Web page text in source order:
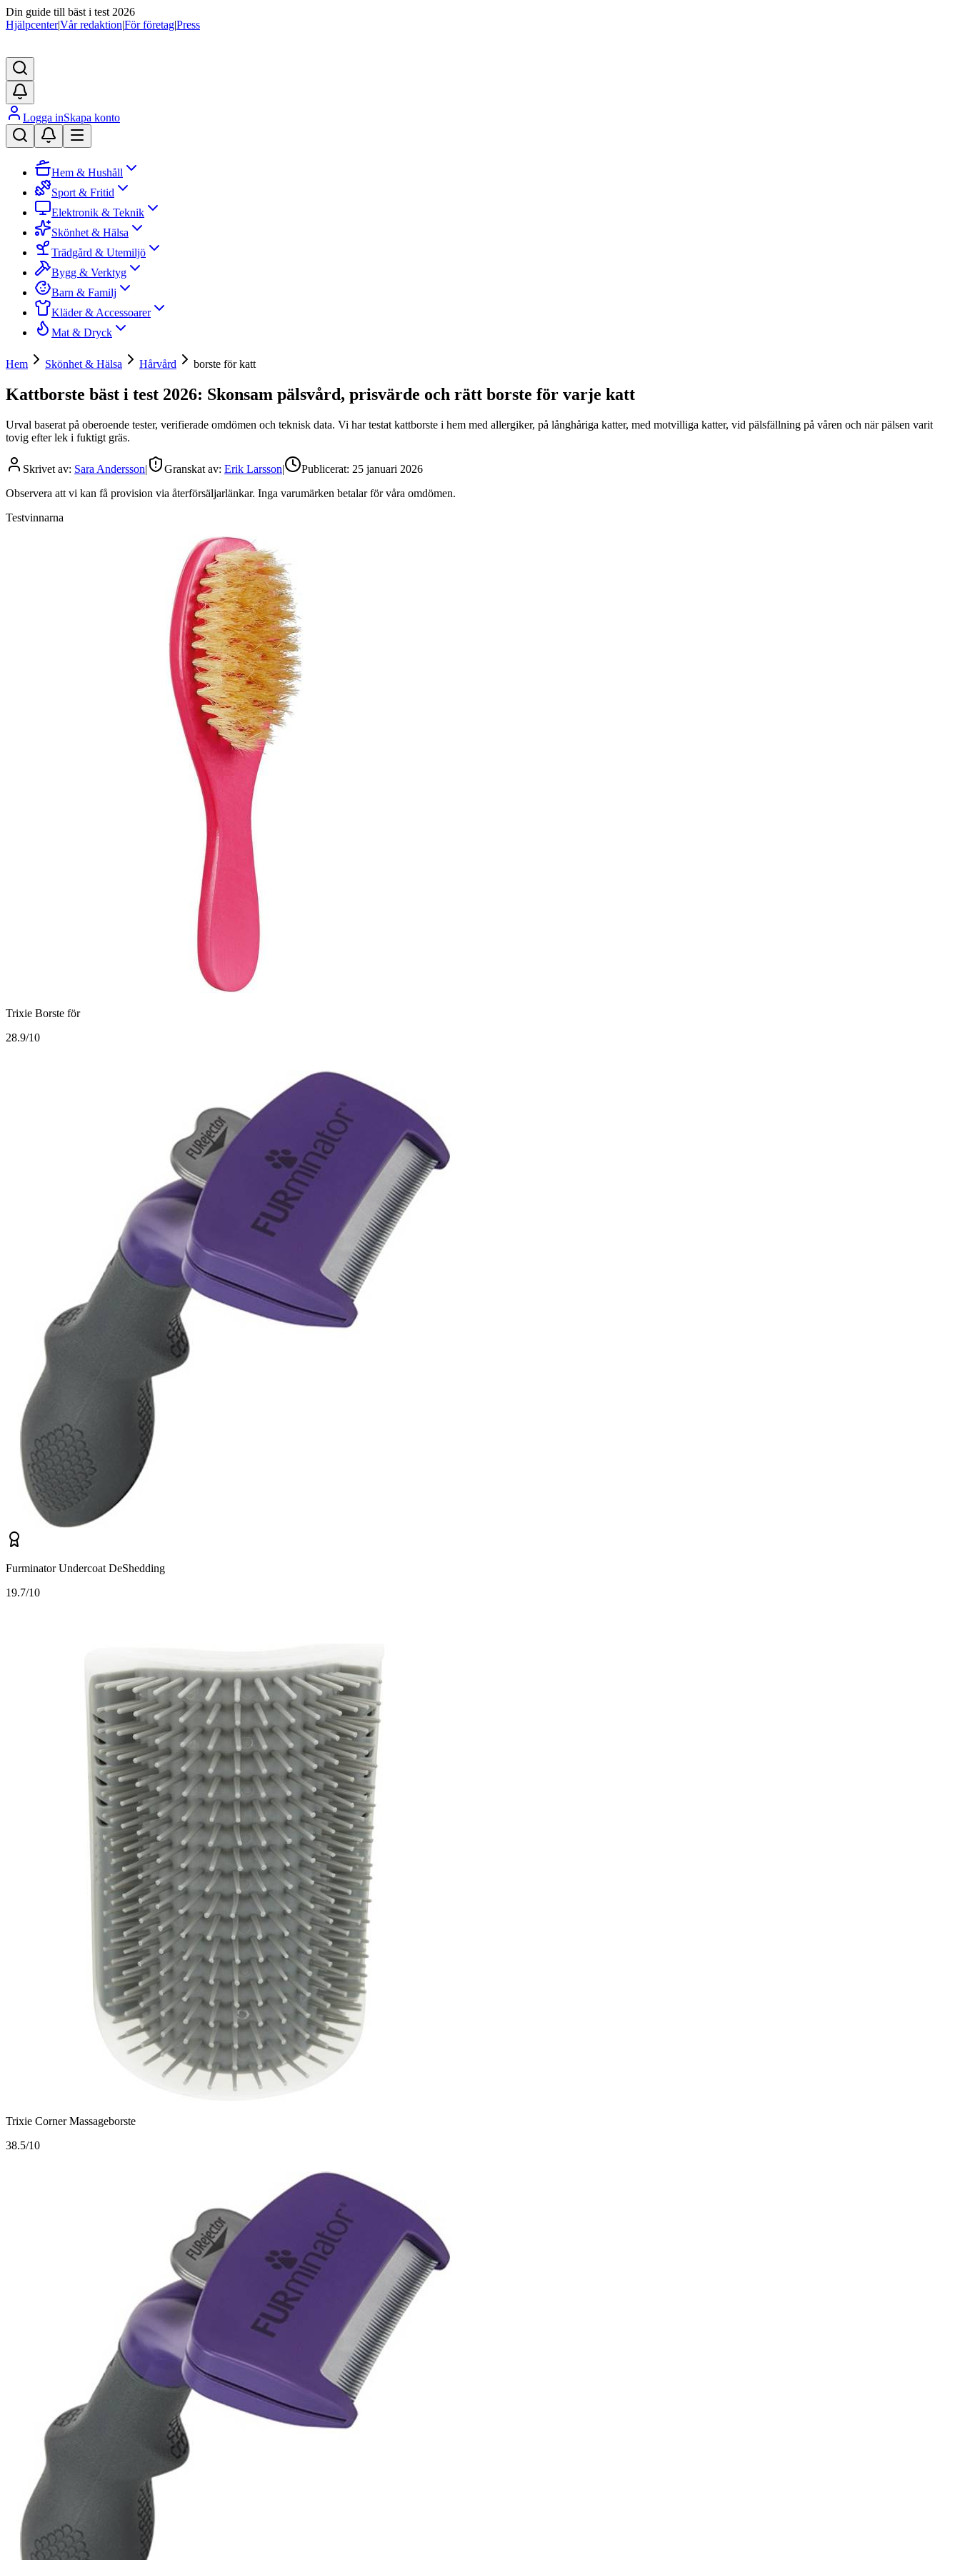
Din guide till bäst i test 2026
Hjälpcenter|Vår redaktion|För företag|Press
Logga inSkapa konto
Hem & Hushåll
Sport & Fritid
Elektronik & Teknik
Skönhet & Hälsa
Trädgård & Utemiljö
Bygg & Verktyg
Barn & Familj
Kläder & Accessoarer
Mat & Dryck
Hem Skönhet & Hälsa Hårvård borste för katt
Kattborste bäst i test 2026: Skonsam pälsvård, prisvärde och rätt borste för varje katt
Urval baserat på oberoende tester, verifierade omdömen och teknisk data. Vi har testat kattborste i hem med allergiker, på långhåriga katter, med motvilliga katter, vid pälsfällning på våren och när pälsen varit
tovig efter lek i fuktigt gräs.
Skrivet av: Sara Andersson| Granskat av: Erik Larsson| Publicerat: 25 januari 2026
Observera att vi kan få provision via återförsäljarlänkar. Inga varumärken betalar för våra omdömen.
Testvinnarna
Trixie Borste för
28.9/10
Furminator Undercoat DeShedding
19.7/10
Trixie Corner Massageborste
38.5/10